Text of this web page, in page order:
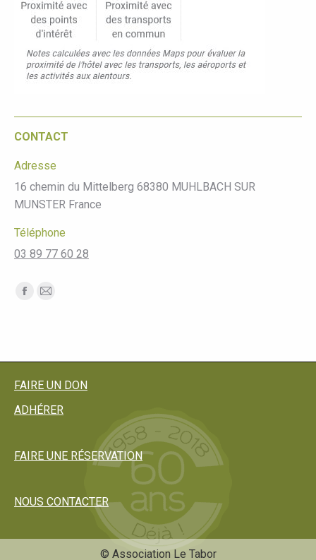
CONTACT
Adresse
16 chemin du Mittelberg 68380 MUHLBACH SUR
MUNSTER France
Téléphone
03 89 77 60 28
Trouvez nous sur :
Facebook
window
Mail
window
FAIRE UN DON
ADHÉRER
FAIRE UNE RÉSERVATION
NOUS CONTACTER
© Association Le Tabor